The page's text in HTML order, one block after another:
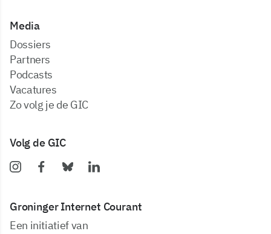
Media
dossiers
partners
podcasts
vacatures
zo volg je de GIC
Volg de GIC
Groninger Internet Courant
Een initiatief van